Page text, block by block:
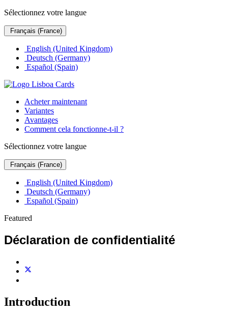
Sélectionnez votre langue
Français (France)
English (United Kingdom)
Deutsch (Germany)
Español (Spain)
Acheter maintenant
Variantes
Avantages
Comment cela fonctionne-t-il ?
Sélectionnez votre langue
Français (France)
English (United Kingdom)
Deutsch (Germany)
Español (Spain)
Featured
Déclaration de confidentialité
Introduction